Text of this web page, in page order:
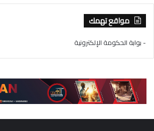
مواقع تهمك
- بوابة الحكومة الإلكترونية